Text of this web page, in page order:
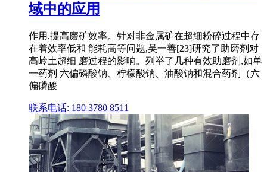
域中的应用
作用,提高磨矿效率。针对非金属矿在超细粉碎过程中存
在着效率低和 能耗高等问题,吴一善[23]研究了助磨剂对
高岭土超细 磨过程的影响。列举了几种有效助磨剂,如单
一药剂 六偏磷酸钠、柠檬酸钠、油酸钠和混合药剂（六
偏磷酸
联系电话: 180 3780 8511